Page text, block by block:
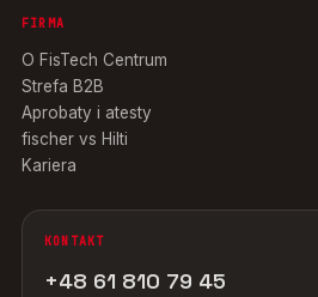
FIRMA
O FisTech Centrum
Strefa B2B
Aprobaty i atesty
fischer vs Hilti
Kariera
KONTAKT
+48 61 810 79 45